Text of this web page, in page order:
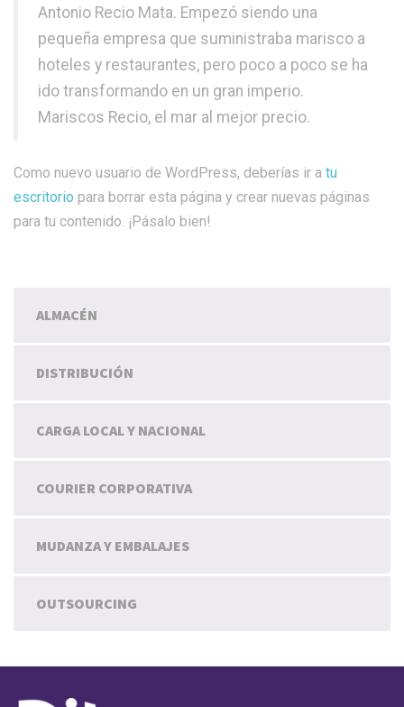
Antonio Recio Mata. Empezó siendo una
pequeña empresa que suministraba marisco a
hoteles y restaurantes, pero poco a poco se ha
ido transformando en un gran imperio.
Mariscos Recio, el mar al mejor precio.
Como nuevo usuario de WordPress, deberías ir a tu
escritorio para borrar esta página y crear nuevas páginas
para tu contenido. ¡Pásalo bien!
ALMACÉN
DISTRIBUCIÓN
CARGA LOCAL Y NACIONAL
COURIER CORPORATIVA
MUDANZA Y EMBALAJES
OUTSOURCING